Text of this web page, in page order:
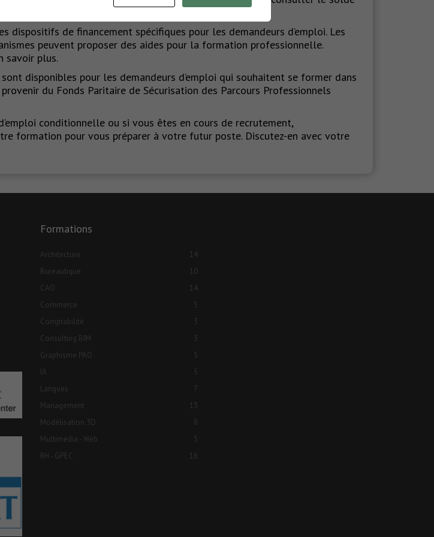
dispositifs de financement spécifiques pour les demandeurs d’emploi. Les
peuvent proposer des aides pour la formation professionnelle.
savoir plus.
disponibles pour les demandeurs d’emploi qui souhaitent se former dans
du Fonds Paritaire de Sécurisation des Parcours Professionnels
conditionnelle ou si vous êtes en cours de recrutement,
formation pour vous préparer à votre futur poste. Discutez-en avec votre
Formations
Architecture
14
Bureautique
10
CAO
14
Commerce
5
Comptabilité
3
Consulting BIM
3
Graphisme PAO
5
IA
5
Langues
7
Management
13
Modélisation 3D
8
Multimédia - Web
5
RH - GPEC
16